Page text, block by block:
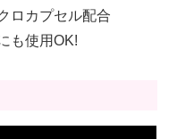
ロカプセル配合
も使用OK!